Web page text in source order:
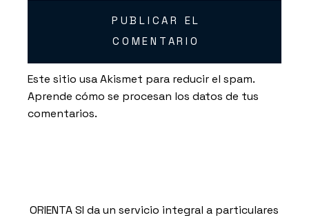
PUBLICAR EL
COMENTARIO
Este sitio usa Akismet para reducir el spam.
Aprende cómo se procesan los datos de tus
comentarios.
ORIENTA SI da un servicio integral a particulares